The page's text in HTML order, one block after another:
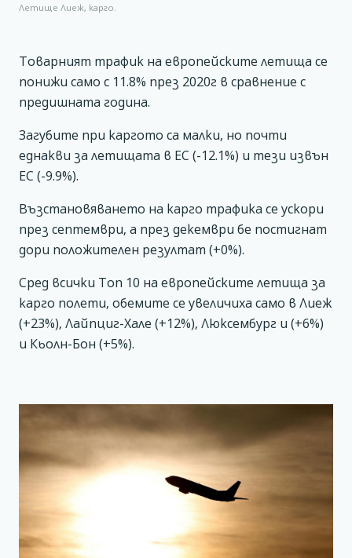
Летище Лиеж, карго.
Товарният трафик на европейските летища се
понижи само с 11.8% през 2020г в сравнение с
предишната година.
Загубите при каргото са малки, но почти
еднакви за летищата в ЕС (-12.1%) и тези извън
ЕС (-9.9%).
Възстановяването на карго трафика се ускори
през септември, а през декември бе постигнат
дори положителен резултат (+0%).
Сред всички Топ 10 на европейските летища за
карго полети, обемите се увеличиха само в Лиеж
(+23%), Лайпциг-Хале (+12%), Люксембург и (+6%)
и Кьолн-Бон (+5%).